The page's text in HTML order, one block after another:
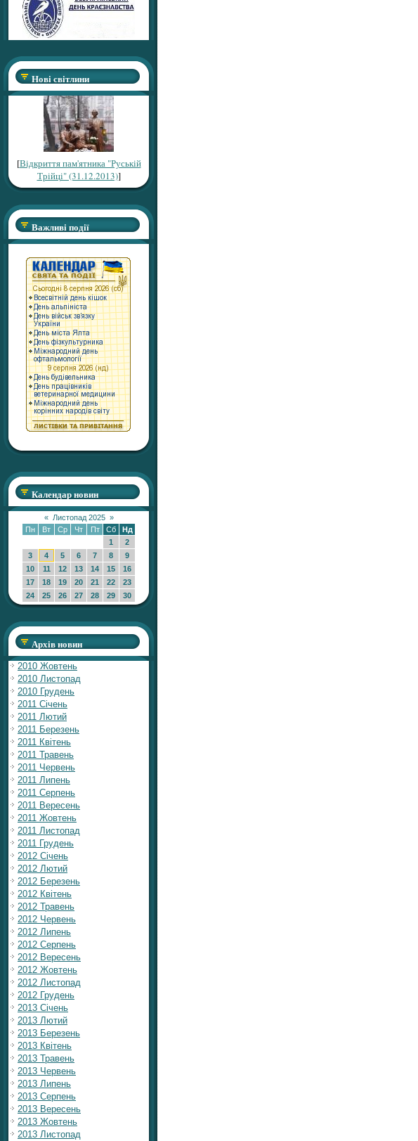
Нові світлини
[Відкриття пам'ятника "Руській
Трійці" (31.12.2013)]
Важливі події
Календар новин
« Листопад 2025 »
Пн
Вт Ср Чт Пт Сб
Нд
1
2
3
4 5 6 7 8
9
10
11 12 13 14 15
16
17
18 19 20 21 22
23
24
25 26 27 28 29 30
Архів новин
2010 Жовтень
2010 Листопад
2010 Грудень
2011 Січень
2011 Лютий
2011 Березень
2011 Квітень
2011 Травень
2011 Червень
2011 Липень
2011 Серпень
2011 Вересень
2011 Жовтень
2011 Листопад
2011 Грудень
2012 Січень
2012 Лютий
2012 Березень
2012 Квітень
2012 Травень
2012 Червень
2012 Липень
2012 Серпень
2012 Вересень
2012 Жовтень
2012 Листопад
2012 Грудень
2013 Січень
2013 Лютий
2013 Березень
2013 Квітень
2013 Травень
2013 Червень
2013 Липень
2013 Серпень
2013 Вересень
2013 Жовтень
2013 Листопад